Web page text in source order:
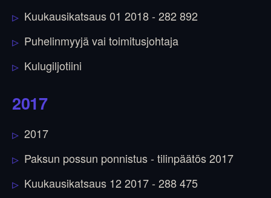
Kuukausikatsaus 01 2018 - 282 892
Puhelinmyyjä vai toimitusjohtaja
Kulugiljotiini
2017
2017
Paksun possun ponnistus - tilinpäätös 2017
Kuukausikatsaus 12 2017 - 288 475